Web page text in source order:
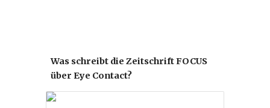
Was schreibt die Zeitschrift FOCUS
über Eye Contact?